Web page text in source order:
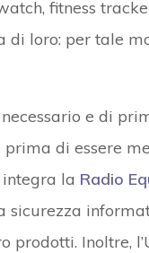
fitness
di loro: per tale
necessario e di
di essere
integra la Radio
sicurezza
prodotti. Inoltre,